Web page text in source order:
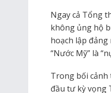
Ngay cả Tổng
không ủng hộ
hoạch lập
“Nước Mỹ” là
Trong bối cảnh
đầu tư kỳ vọng